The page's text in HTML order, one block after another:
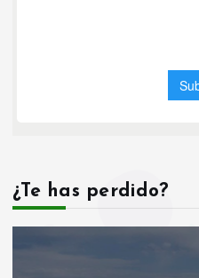
¿Te has perdido?